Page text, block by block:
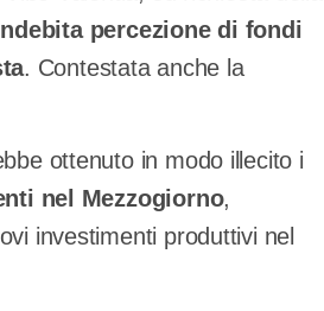
percezione di fondi
. Contestata anche la
ottenuto in modo illecito i
nel Mezzogiorno,
investimenti produttivi nel